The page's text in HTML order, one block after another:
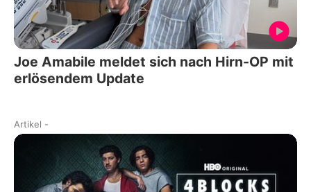
Joe Amabile meldet sich nach Hirn-OP mit
erlösendem Update
Artikel -